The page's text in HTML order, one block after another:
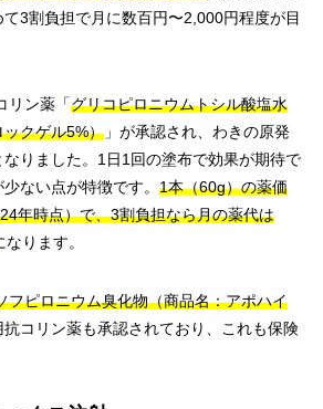
3割負担で月に数百円〜2,000円程度が目
リン薬「グリコピロニウムトシル酸塩水
クゲル5%） 」が承認され、わきの原発
りました。1日1回の塗布で効果が期待で
ない点が特徴です。 1本（60g）の薬価
年時点）で、3割負担なら月の薬代は
なります。
フピロニウム臭化物（商品名：アポハイ
抗コリン薬も承認されており、これも保険